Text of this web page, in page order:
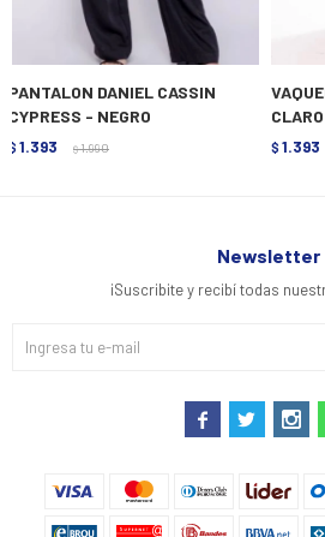
PANTALON DANIEL CASSIN
CYPRESS - NEGRO
$ 1.393 $ 1.990
CLARO
$ 1.393
Newsletter
¡Suscribite y recibí todas
  